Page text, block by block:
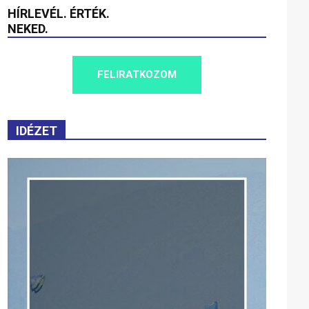
HÍRLEVÉL. ÉRTÉK.
NEKED.
FELIRATKOZOM
IDÉZET